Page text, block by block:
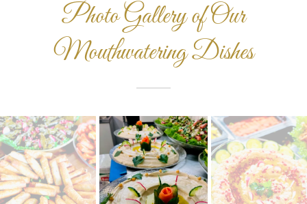
Photo Gallery of Our
Mouthwatering Dishes